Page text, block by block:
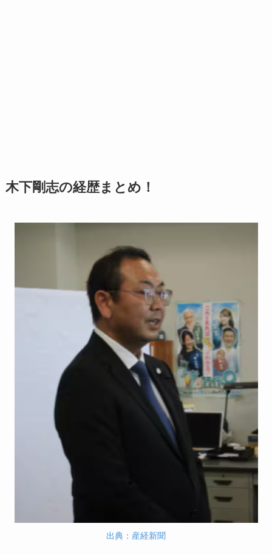
木下剛志の経歴まとめ！
出典：産経新聞